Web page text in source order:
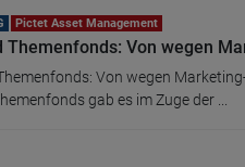
Pictet Asset Management
Themenfonds: Von wegen
Von wegen
gab es im Zuge der ...